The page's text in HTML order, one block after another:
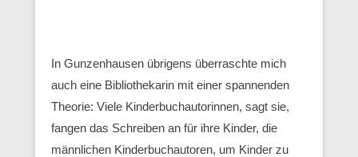
In Gunzenhausen übrigens überraschte mich
auch eine Bibliothekarin mit einer spannenden
Theorie: Viele Kinderbuchautorinnen, sagt sie,
fangen das Schreiben an für ihre Kinder, die
männlichen Kinderbuchautoren, um Kinder zu